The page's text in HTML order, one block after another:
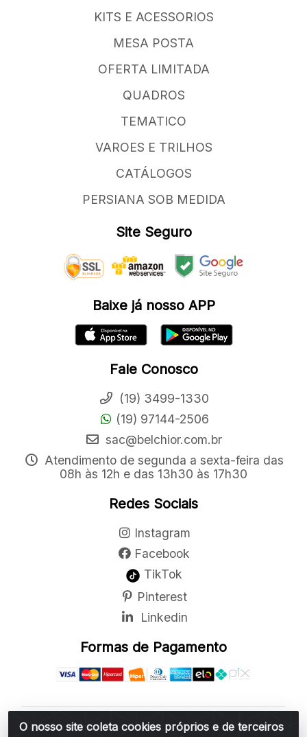
O nosso site coleta cookies próprios e de terceiros
KITS E ACESSORIOS
MESA POSTA
OFERTA LIMITADA
QUADROS
TEMATICO
VAROES E TRILHOS
CATÁLOGOS
PERSIANA SOB MEDIDA
Site Seguro
Baixe já nosso APP
Fale Conosco
(19) 3499-1330
(19) 97144-2506
sac@belchior.com.br
Atendimento de segunda a sexta-feira das
08h às 12h e das 13h30 às 17h30
Redes Sociais
Instagram
Facebook
TikTok
Pinterest
Linkedin
Formas de Pagamento
Belchior Cortinas e Acessórios LTDA - R: Rua